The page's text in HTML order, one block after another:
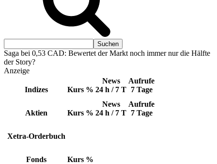
Saga bei 0,53 CAD: Bewertet der Markt noch immer nur die Hälfte
der Story?
Anzeige
Indizes Kurs %
News
24 h / 7 T
Aufrufe
7 Tage
Aktien Kurs %
News
24 h / 7 T
Aufrufe
7 Tage
Xetra-Orderbuch
Fonds Kurs %